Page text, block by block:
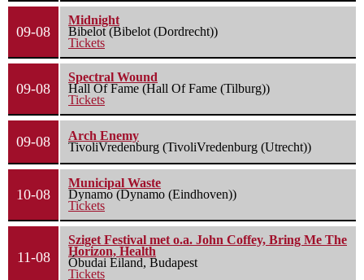
09-08
Midnight
Bibelot (Bibelot (Dordrecht))
Tickets
09-08
Spectral Wound
Hall Of Fame (Hall Of Fame (Tilburg))
Tickets
09-08
Arch Enemy
TivoliVredenburg (TivoliVredenburg (Utrecht))
10-08
Municipal Waste
Dynamo (Dynamo (Eindhoven))
Tickets
11-08
Sziget Festival met o.a. John Coffey, Bring Me The
Horizon, Health
Óbudai Eiland, Budapest
Tickets